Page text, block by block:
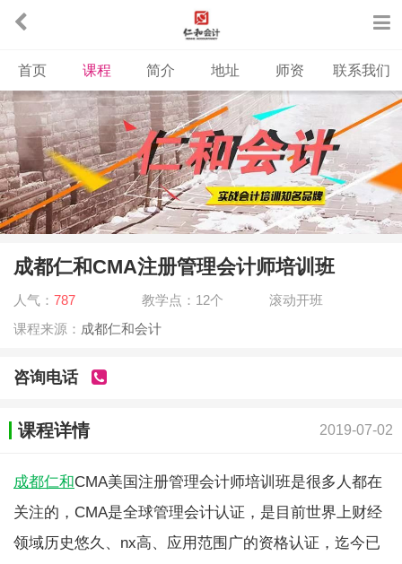
首页 课程 简介 地址 师资 联系我们
成都仁和CMA注册管理会计师培训班
人气： 787 教学点：12个
滚动开班
课程来源： 成都仁和会计
咨询电话
课程详情 2019-07-02
成都仁和CMA美国注册管理会计师培训班是很多人都在
关注的，CMA是全球管理会计认证，是目前世界上财经
领域历史悠久、nx高、应用范围广的资格认证，迄今已